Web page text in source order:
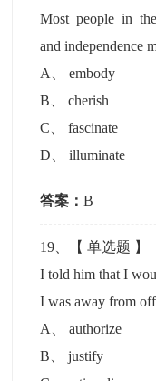
Most people in
and independence
A
、embody
B 、cherish
C 、fascinate
D 、illuminate
答案：B
19 、【单选题 】
I told him that I
I was away from
A
、authorize
B 、justify